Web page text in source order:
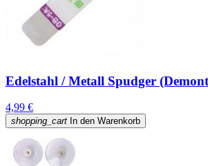
Edelstahl / Metall Spudger
4,99 €
shopping_cart In den Warenkorb